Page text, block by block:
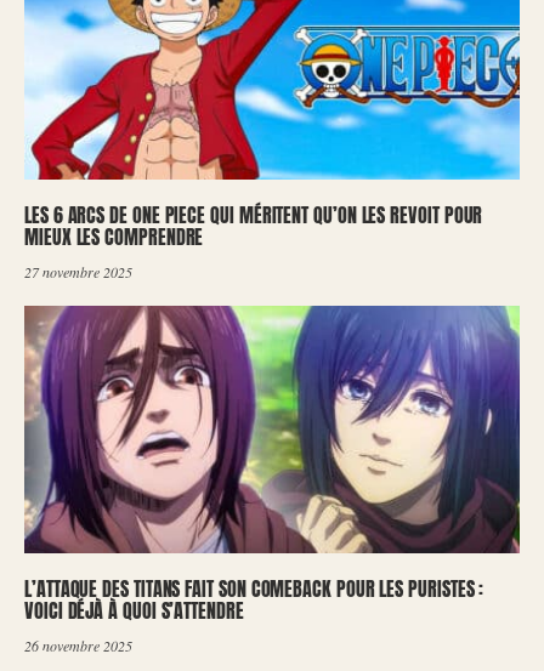
LES 6 ARCS DE ONE PIECE QUI MÉRITENT QU’ON LES REVOIT POUR
MIEUX LES COMPRENDRE
27 novembre 2025
L’ATTAQUE DES TITANS FAIT SON COMEBACK POUR LES PURISTES :
VOICI DÉJÀ À QUOI S’ATTENDRE
26 novembre 2025